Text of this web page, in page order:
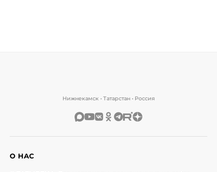
Нижнекамск • Татарстан • Россия
О НАС